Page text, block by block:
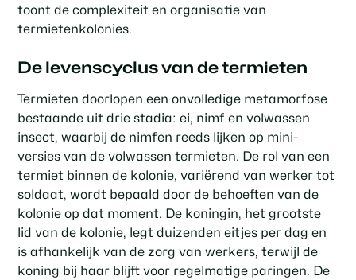
toont de complexiteit en organisatie van
termietenkolonies.
De levenscyclus van de termieten
Termieten doorlopen een onvolledige metamorfose
bestaande uit drie stadia: ei, nimf en volwassen
insect, waarbij de nimfen reeds lijken op mini-
versies van de volwassen termieten. De rol van een
termiet binnen de kolonie, variërend van werker tot
soldaat, wordt bepaald door de behoeften van de
kolonie op dat moment. De koningin, het grootste
lid van de kolonie, legt duizenden eitjes per dag en
is afhankelijk van de zorg van werkers, terwijl de
koning bij haar blijft voor regelmatige paringen. De